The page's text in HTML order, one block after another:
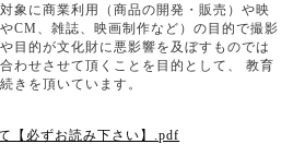
象に商業利用（商品の開発・販売）や映
CM、雑誌、映画制作など）の目的で撮影
目的が文化財に悪影響を及ぼすものでは
わせさせて頂くことを目的として、 教育
きを頂いています。
【必ずお読み下さい】.pdf